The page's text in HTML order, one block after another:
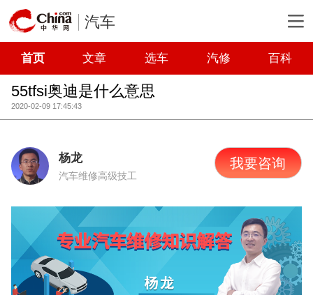
汽车
首页 文章 选车 汽修 百科
55tfsi奥迪是什么意思
2020-02-09 17:45:43
杨龙
汽车维修高级技工
我要咨询